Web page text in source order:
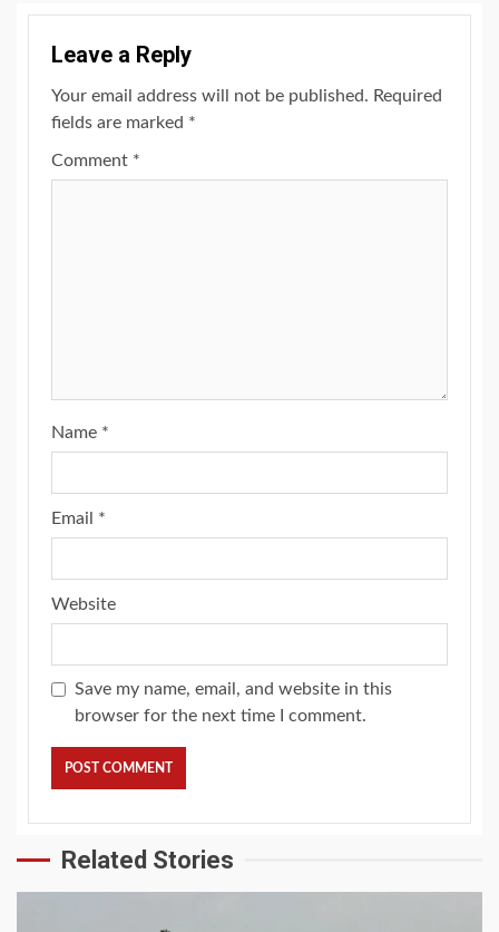
Leave a Reply
Your email address will not be published. Required
fields are marked *
Comment *
Name *
Email *
Website
Save my name, email, and website in this
browser for the next time I comment.
Related Stories